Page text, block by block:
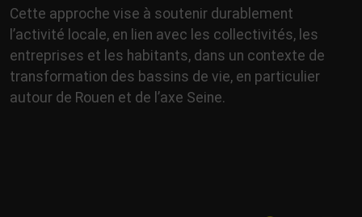
Cette approche vise à soutenir durablement
l’activité locale, en lien avec les collectivités, les
entreprises et les habitants, dans un contexte de
transformation des bassins de vie, en particulier
autour de Rouen et de l’axe Seine.